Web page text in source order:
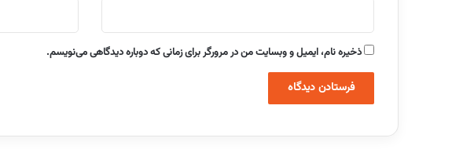
ذخیره نام، ایمیل و وبسایت من در مرورگر برای زمانی که دوباره دیدگاهی می‌نویسم.